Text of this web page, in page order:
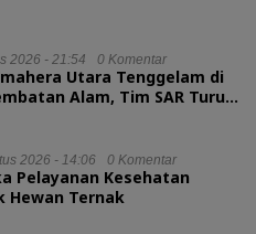
2026 - 21:54 0 Komentar
Utara Tenggelam di
Alam, Tim SAR Turun
2026 - 14:06 0 Komentar
Pelayanan Kesehatan
Hewan Ternak